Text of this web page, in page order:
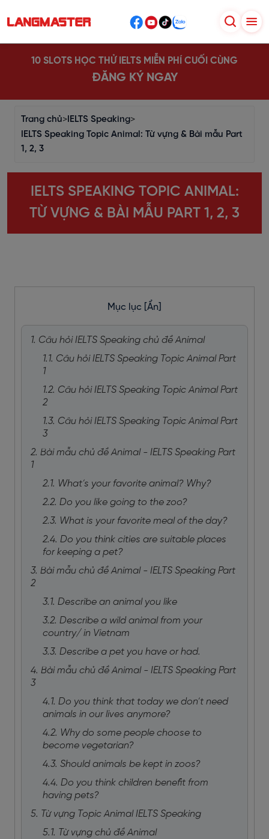
10 SLOTS HỌC THỬ IELTS MIỄN PHÍ CUỐI CÙNG
ĐĂNG KÝ NGAY
Trang chủ> IELTS Speaking>
IELTS Speaking Topic Animal: Từ vựng & Bài mẫu Part
1, 2, 3
IELTS SPEAKING TOPIC ANIMAL:
TỪ VỰNG & BÀI MẪU PART 1, 2, 3
Mục lục [Ẩn]
1. Câu hỏi IELTS Speaking chủ đề Animal
1.1. Câu hỏi IELTS Speaking Topic Animal Part
1
1.2. Câu hỏi IELTS Speaking Topic Animal Part
2
1.3. Câu hỏi IELTS Speaking Topic Animal Part
3
2. Bài mẫu chủ đề Animal - IELTS Speaking Part
1
2.1. What’s your favorite animal? Why?
2.2. Do you like going to the zoo?
2.3. What is your favorite meal of the day?
2.4. Do you think cities are suitable places
for keeping a pet?
3. Bài mẫu chủ đề Animal - IELTS Speaking Part
2
3.1. Describe an animal you like
3.2. Describe a wild animal from your
country/ in Vietnam
3.3. Describe a pet you have or had.
4. Bài mẫu chủ đề Animal - IELTS Speaking Part
3
4.1. Do you think that today we don’t need
animals in our lives anymore?
4.2. Why do some people choose to
become vegetarian?
4.3. Should animals be kept in zoos?
4.4. Do you think children benefit from
having pets?
5. Từ vựng Topic Animal IELTS Speaking
5.1. Từ vựng chủ đề Animal